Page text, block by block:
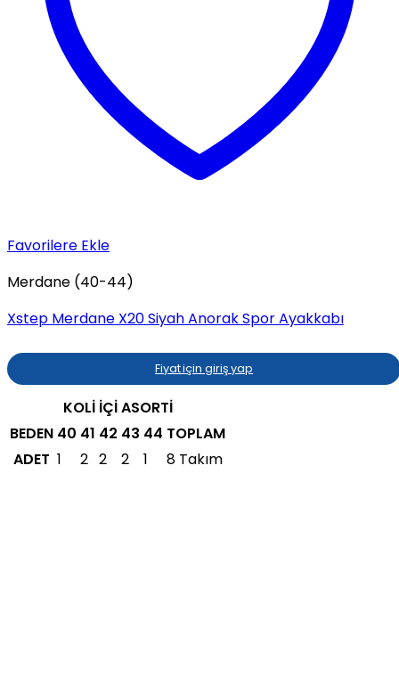
Favorilere Ekle
Merdane (40-44)
Xstep Merdane X20 Siyah Anorak Spor Ayakkabı
Fiyat için giriş yap
KOLİ İÇİ ASORTİ
BEDEN 40 41 42 43 44 TOPLAM
ADET 1 2 2 2 1 8 Takım